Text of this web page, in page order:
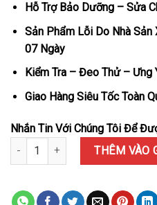
Hỗ Trợ Bảo Dưỡng – Sửa
Sản Phẩm Lỗi Do Nhà
07 Ngày
Kiểm Tra – Đeo Thử – Ưng
Giao Hàng Siêu Tốc Toàn
Nhắn Tin Với Chúng Tôi Để
Đồng Hồ Nam VacheronTHÊM VÀO